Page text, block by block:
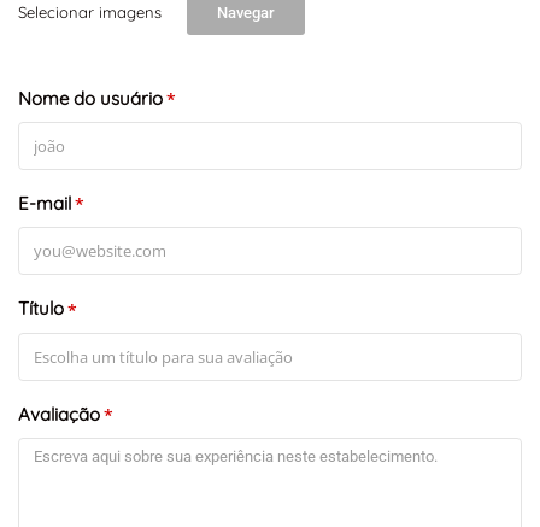
Leaflet
Selecionar imagens Navegar
Nome do usuário*
E-mail*
Título*
Avaliação*